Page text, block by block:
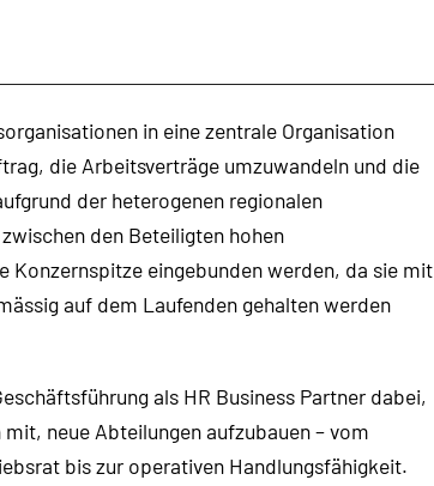
in eine zentrale Organisation
die Arbeitsverträge umzuwandeln und die
der heterogenen regionalen
den Beteiligten hohen
eingebunden werden, da sie mit
auf dem Laufenden gehalten werden
als HR Business Partner dabei,
neue Abteilungen aufzubauen – vom
bis zur operativen Handlungsfähigkeit.